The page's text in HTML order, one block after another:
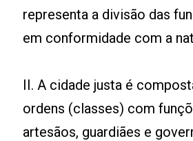
representa a divisão das
em conformidade com a
II. A cidade justa é
ordens (classes) com
artesãos, guardiães e